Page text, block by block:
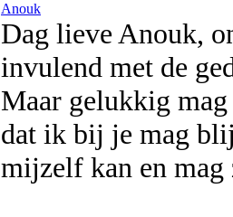
Anouk
Dag lieve Anouk,
invulend met de
Maar gelukkig
dat ik bij je mag
mijzelf kan en